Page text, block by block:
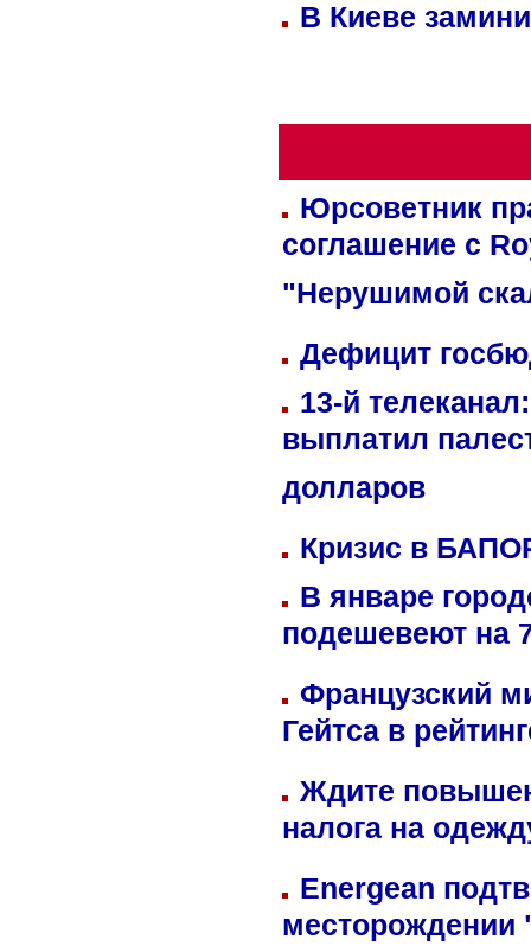
В Киеве
Юрсоветник
соглашение с
"Нерушимой
Дефицит
13-й
выплатил
долларов
Кризис в
В январе
подешевеют на
Французский
Гейтса в
Ждите
налога на
Energean